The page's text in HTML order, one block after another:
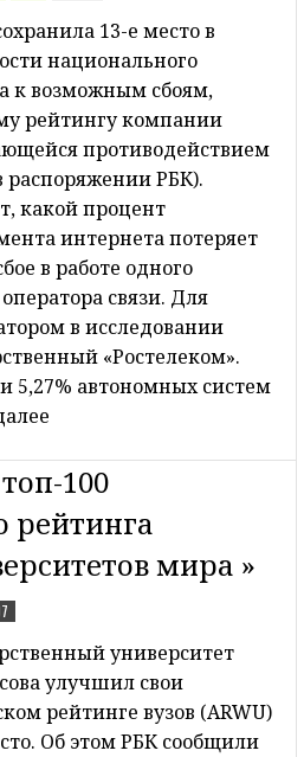
13-е место в
национального
к возможным сбоям,
рейтингу компании
противодействием
распоряжении РБК).
какой процент
интернета потеряет
в работе одного
связи. Для
в исследовании
«Ростелеком».
5,27% автономных систем
100
рейтинга
мира »
университет
улучшил свои
рейтинге вузов (ARWU)
Об этом РБК сообщили